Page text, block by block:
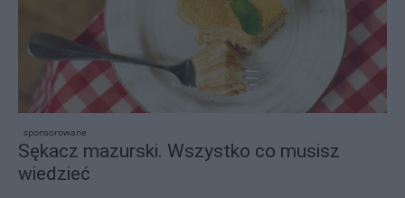
sponsorowane
Sękacz mazurski. Wszystko co musisz
wiedzieć